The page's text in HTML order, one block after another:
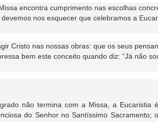
encontra cumprimento nas escolhas
nos esquecer que celebramos a
Cristo nas nossas obras: que os seus
bem este conceito quando diz: “Já não
não termina com a Missa, a Eucaristia
do Senhor no Santíssimo Sacramento;